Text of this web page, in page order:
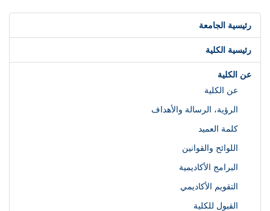
رئيسية الجامعة
رئيسية الكلية
عن الكلية
عن الكلية
الرؤية، الرسالة والأهداف
كلمة العميد
اللوائح والقوانين
البرامج الأكاديمية
التقويم الأكاديمي
القبول للكلية